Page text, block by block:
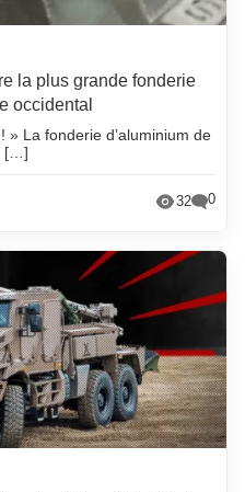
la plus grande fonderie
occidental
La fonderie d’aluminium de
[…]
32 0